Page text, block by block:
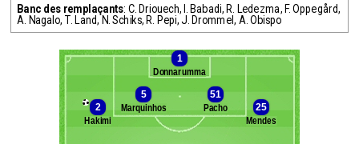
Banc des remplaçants: C. Driouech, I. Babadi, R. Ledezma, F. Oppegård,
A. Nagalo, T. Land, N. Schiks, R. Pepi,J. Drommel, A. Obispo